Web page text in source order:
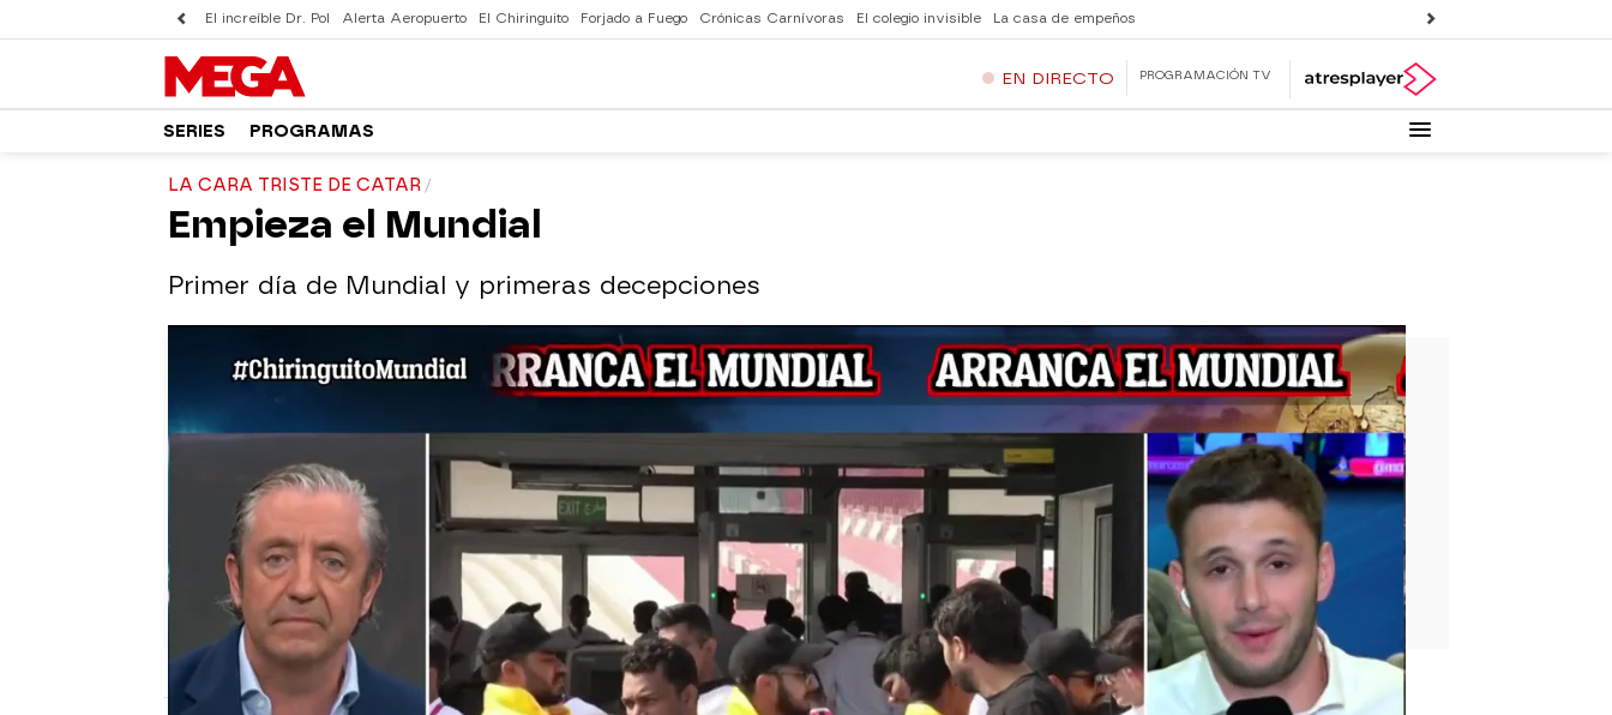
El increíble Dr. Pol Alerta Aeropuerto El Chiringuito Forjado a Fuego Crónicas Carnívoras El colegio invisible La casa de empeños
EN DIRECTO PROGRAMACIÓN TV
SERIES PROGRAMAS
LA CARA TRISTE DE CATAR
Empieza el Mundial
Primer día de Mundial y primeras decepciones